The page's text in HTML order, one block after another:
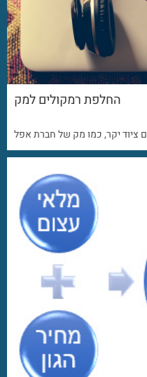
החלפת רמקולים למק